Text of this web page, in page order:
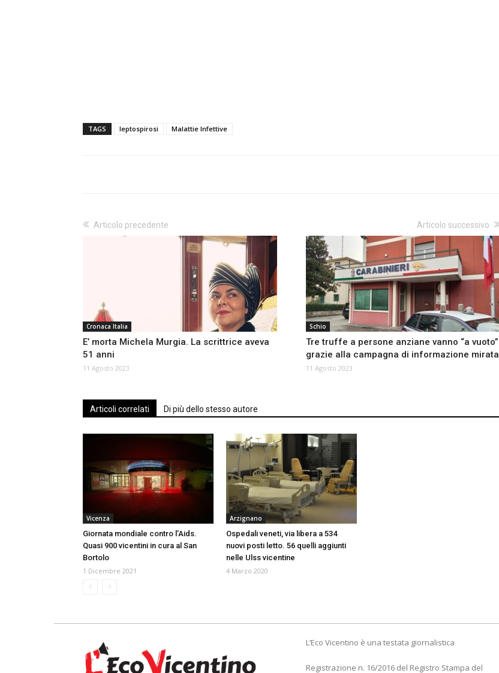
TAGS leptospirosi Malattie Infettive
Articolo precedente
Cronaca Italia
E’ morta Michela Murgia. La scrittrice aveva
51 anni
11 Agosto 2023
Articolo successivo
Schio
Tre truffe a persone anziane vanno “a vuoto”
grazie alla campagna di informazione mirata
11 Agosto 2023
Articoli correlati Di più dello stesso autore
Vicenza
Giornata mondiale contro l’Aids.
Quasi 900 vicentini in cura al San
Bortolo
1 Dicembre 2021
Arzignano
Ospedali veneti, via libera a 534
nuovi posti letto. 56 quelli aggiunti
nelle Ulss vicentine
4 Marzo 2020
L’Eco Vicentino è una testata giornalistica
Registrazione n. 16/2016 del Registro Stampa del